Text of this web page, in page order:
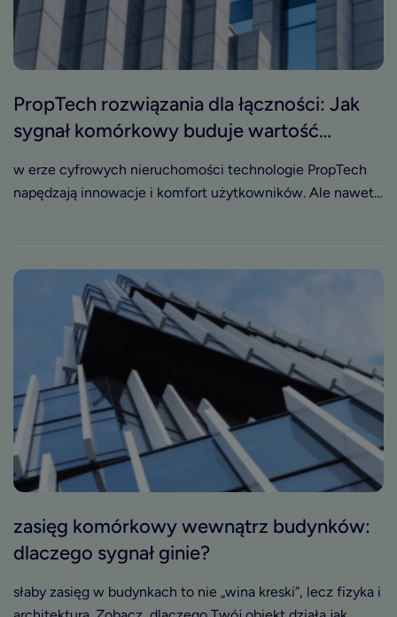
PropTech rozwiązania dla łączności: Jak
sygnał komórkowy buduje wartość
w erze cyfrowych nieruchomości technologie PropTech
napędzają innowacje i komfort użytkowników. Ale nawet
on stanowi fundament wszystkich PropTech rozwiązań dla
łączności i jak wpływa bezpośrednio na wartość oraz
konkurencyjność budynku.
zasięg komórkowy wewnątrz budynków:
dlaczego sygnał ginie?
słaby zasięg w budynkach to nie „wina kreski”, lecz fizyka i